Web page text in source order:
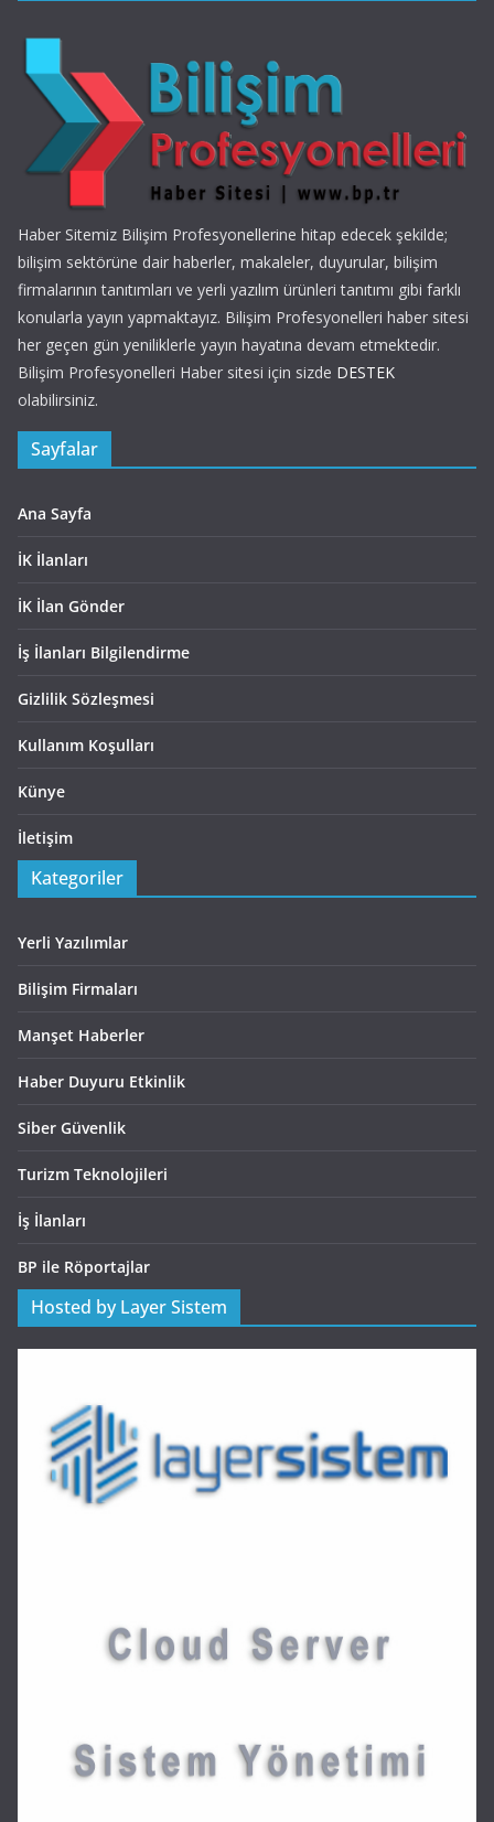
Haber Sitemiz Bilişim Profesyonellerine hitap edecek şekilde;
bilişim sektörüne dair haberler, makaleler, duyurular, bilişim
firmalarının tanıtımları ve yerli yazılım ürünleri tanıtımı gibi farklı
konularla yayın yapmaktayız. Bilişim Profesyonelleri haber sitesi
her geçen gün yeniliklerle yayın hayatına devam etmektedir.
Bilişim Profesyonelleri Haber sitesi için sizde DESTEK
olabilirsiniz.
Sayfalar
Ana Sayfa
İK İlanları
İK İlan Gönder
İş İlanları Bilgilendirme
Gizlilik Sözleşmesi
Kullanım Koşulları
Künye
İletişim
Kategoriler
Yerli Yazılımlar
Bilişim Firmaları
Manşet Haberler
Haber Duyuru Etkinlik
Siber Güvenlik
Turizm Teknolojileri
İş İlanları
BP ile Röportajlar
Hosted by Layer Sistem